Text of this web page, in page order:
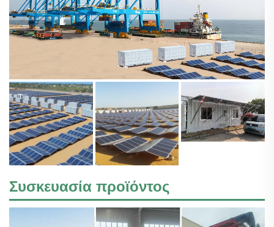
Συσκευασία προϊόντος